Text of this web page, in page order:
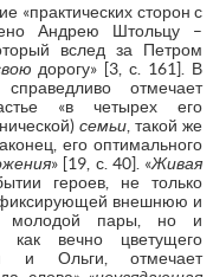
«практических сторон с
Андрею Штольцу –
вслед за Петром
дорогу» [3, с. 161]. В
отмечает
«в четырех его
семьи, такой же
его оптимального
» [19, с. 40]. «Живая
героев, не только
фиксирующей внешнюю и
молодой пары, но и
как вечно цветущего
и Ольги, отмечает